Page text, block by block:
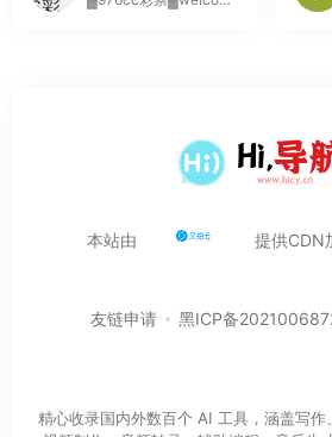
本站由 提供CDN
友链申请 黑ICP备
精心收录国内外数百个 AI 工具，涵盖写作